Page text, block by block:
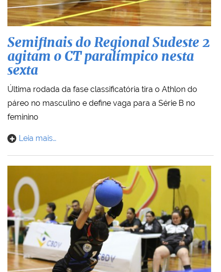
Semifinais do Regional Sudeste 2
agitam o CT paralímpico nesta
sexta
Última rodada da fase classificatória tira o Athlon do
páreo no masculino e define vaga para a Série B no
feminino
Leia mais…